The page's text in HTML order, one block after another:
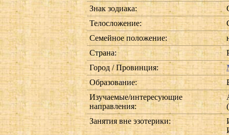
Знак зодиака:
Телосложение:
Семейное положение:
Страна:
Город / Провинция:
Образование:
Изучаемые/интересующие
направления:
(
Занятия вне эзотерики: